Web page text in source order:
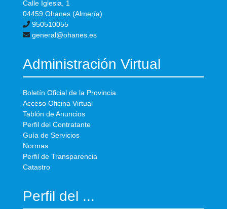
Calle Iglesia, 1
04459 Ohanes (Almería)
950510055
general@ohanes.es
Administración Virtual
Boletín Oficial de la Provincia
Acceso Oficina Virtual
Tablón de Anuncios
Perfil del Contratante
Guía de Servicios
Normas
Perfil de Transparencia
Catastro
Perfil del ...